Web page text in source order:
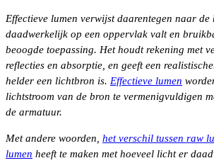
Effectieve lumen verwijst daarentegen naar
daadwerkelijk op een oppervlak valt en
beoogde toepassing. Het houdt rekening met
reflecties en absorptie, en geeft een
helder een lichtbron is. Effectieve lumen
lichtstroom van de bron te vermenigvuldigen
de armatuur.
Met andere woorden, het verschil tussen raw
lumen heeft te maken met hoeveel licht er